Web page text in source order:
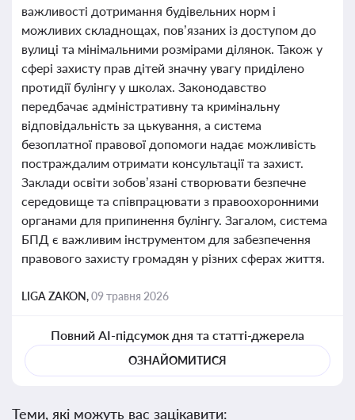
важливості дотримання будівельних норм і
можливих складнощах, пов’язаних із доступом до
вулиці та мінімальними розмірами ділянок. Також у
сфері захисту прав дітей значну увагу приділено
протидії булінгу у школах. Законодавство
передбачає адміністративну та кримінальну
відповідальність за цькування, а система
безоплатної правової допомоги надає можливість
постраждалим отримати консультації та захист.
Заклади освіти зобов’язані створювати безпечне
середовище та співпрацювати з правоохоронними
органами для припинення булінгу. Загалом, система
БПД є важливим інструментом для забезпечення
правового захисту громадян у різних сферах життя.
LIGA ZAKON,09 травня 2026
Повний AI-підсумок дня та статті-джерела
ОЗНАЙОМИТИСЯ
Теми, які можуть вас зацікавити: